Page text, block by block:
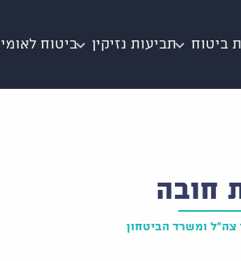
ביטוח תביעות נזיקין ביטוח לאומי
חובה
צה"ל ומשרד הביטחון